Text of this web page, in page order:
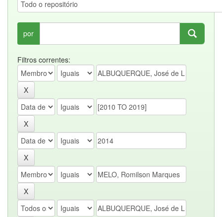
por
Filtros correntes: